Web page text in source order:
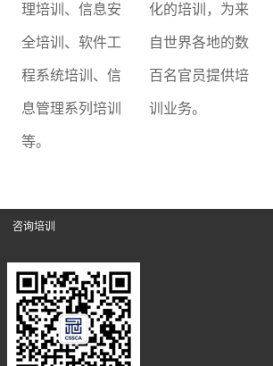
理培训、信息安
全培训、软件工
程系统培训、信
息管理系列培训
等。
化的培训，为来
自世界各地的数
百名官员提供培
训业务。
咨询培训